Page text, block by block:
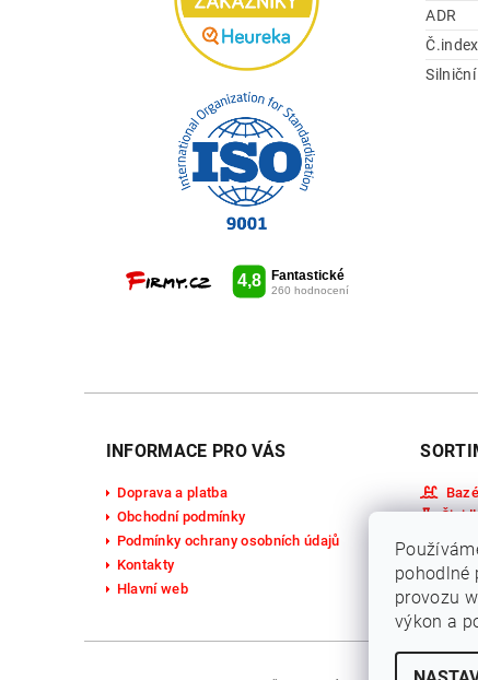
ADR
INFORMACE PRO VÁS
Doprava a platba
Obchodní podmínky
Podmínky ochrany osobních údajů
Kontakty
Hlavní web
pohodlné
provozu
výkon a